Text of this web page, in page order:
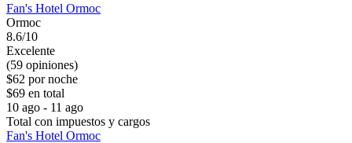
Fan's Hotel Ormoc
Ormoc
8.6/10
Excelente
(59 opiniones)
$62 por noche
$69 en total
10 ago - 11 ago
Total con impuestos y cargos
Fan's Hotel Ormoc